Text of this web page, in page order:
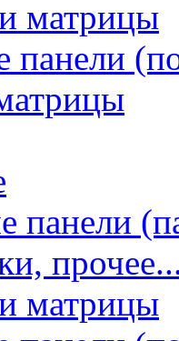
матрицы
панели
панели
матрицы